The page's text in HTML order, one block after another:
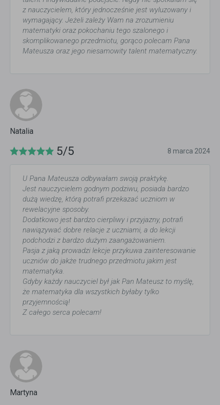
z nauczycielem, który jednocześnie jest wyluzowany i
wymagający. Jeżeli zależy Wam na zrozumieniu
matematyki oraz pokochaniu tego szalonego i
skomplikowanego przedmiotu, gorąco polecam Pana
Mateusza oraz jego niesamowity talent matematyczny.
Natalia
5/5 8 marca 2024
U Pana Mateusza odbywałam swoją praktykę.
Jest nauczycielem godnym podziwu, posiada bardzo
dużą wiedzę, którą potrafi przekazać uczniom w
rewelacyjne sposoby.
Dodatkowo jest bardzo cierpliwy i przyjazny, potrafi
nawiązywać dobre relacje z uczniami, a do lekcji
podchodzi z bardzo dużym zaangażowaniem.
Pasja z jaką prowadzi lekcje przykuwa zainteresowanie
uczniów do jakże trudnego przedmiotu jakim jest
matematyka.
Gdyby każdy nauczyciel był jak Pan Mateusz to myślę,
że matematyka dla wszystkich byłaby tylko
przyjemnością!
Z całego serca polecam!
Martyna